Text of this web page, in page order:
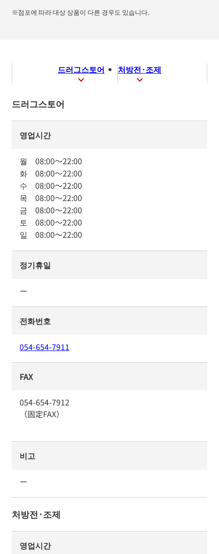
※점포에 따라 대상 상품이 다른 경우도 있습니다.
드러그스토어 처방전·조제
드러그스토어
영업시간
월 08:00～22:00
화 08:00～22:00
수 08:00～22:00
목 08:00～22:00
금 08:00～22:00
토 08:00～22:00
일 08:00～22:00
정기휴일
ー
전화번호
054-654-7911
FAX
054-654-7912
（固定FAX）
비고
ー
처방전·조제
영업시간